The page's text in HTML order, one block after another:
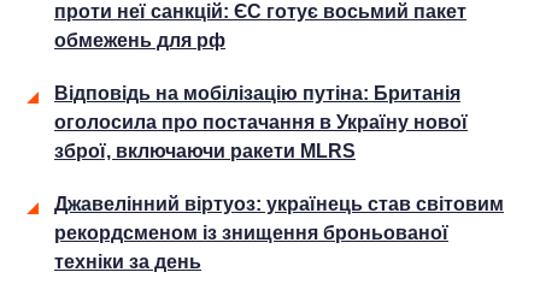
проти неї санкцій: ЄС готує восьмий пакет
обмежень для рф
Відповідь на мобілізацію путіна: Британія
оголосила про постачання в Україну нової
зброї, включаючи ракети MLRS
Джавелінний віртуоз: українець став світовим
рекордсменом із знищення броньованої
техніки за день